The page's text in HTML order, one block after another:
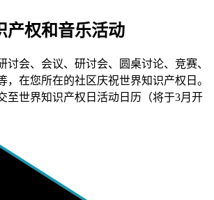
产权和音乐活动
会、会议、研讨会、圆桌讨论、竞赛、
，在您所在的社区庆祝世界知识产权日。
至世界知识产权日活动日历（将于3月开